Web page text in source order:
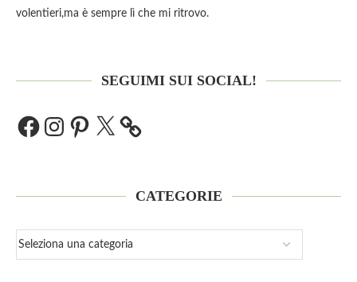
volentieri,ma è sempre lì che mi ritrovo.
SEGUIMI SUI SOCIAL!
CATEGORIE